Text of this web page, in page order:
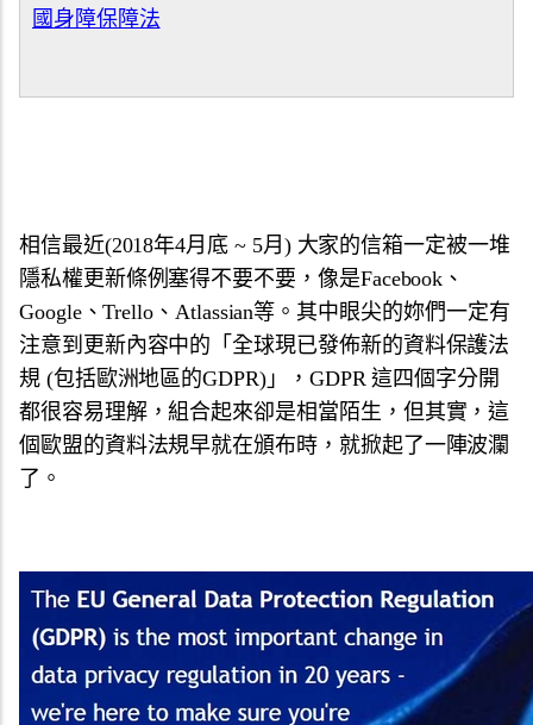
國身障保障法
相信最近(2018年4月底 ~ 5月) 大家的信箱一定被一堆
隱私權更新條例塞得不要不要，像是Facebook、
Google、Trello、Atlassian等。其中眼尖的妳們一定有
注意到更新內容中的「全球現已發佈新的資料保護法
規 (包括歐洲地區的GDPR)」，GDPR 這四個字分開
都很容易理解，組合起來卻是相當陌生，但其實，這
個歐盟的資料法規早就在頒布時，就掀起了一陣波瀾
了。